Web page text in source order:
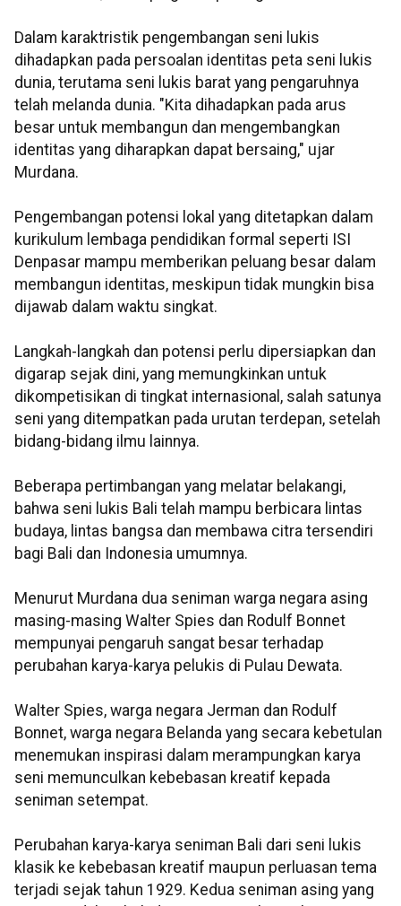
Dalam karaktristik pengembangan seni lukis
dihadapkan pada persoalan identitas peta seni lukis
dunia, terutama seni lukis barat yang pengaruhnya
telah melanda dunia. "Kita dihadapkan pada arus
besar untuk membangun dan mengembangkan
identitas yang diharapkan dapat bersaing," ujar
Murdana.
Pengembangan potensi lokal yang ditetapkan dalam
kurikulum lembaga pendidikan formal seperti ISI
Denpasar mampu memberikan peluang besar dalam
membangun identitas, meskipun tidak mungkin bisa
dijawab dalam waktu singkat.
Langkah-langkah dan potensi perlu dipersiapkan dan
digarap sejak dini, yang memungkinkan untuk
dikompetisikan di tingkat internasional, salah satunya
seni yang ditempatkan pada urutan terdepan, setelah
bidang-bidang ilmu lainnya.
Beberapa pertimbangan yang melatar belakangi,
bahwa seni lukis Bali telah mampu berbicara lintas
budaya, lintas bangsa dan membawa citra tersendiri
bagi Bali dan Indonesia umumnya.
Menurut Murdana dua seniman warga negara asing
masing-masing Walter Spies dan Rodulf Bonnet
mempunyai pengaruh sangat besar terhadap
perubahan karya-karya pelukis di Pulau Dewata.
Walter Spies, warga negara Jerman dan Rodulf
Bonnet, warga negara Belanda yang secara kebetulan
menemukan inspirasi dalam merampungkan karya
seni memunculkan kebebasan kreatif kepada
seniman setempat.
Perubahan karya-karya seniman Bali dari seni lukis
klasik ke kebebasan kreatif maupun perluasan tema
terjadi sejak tahun 1929. Kedua seniman asing yang